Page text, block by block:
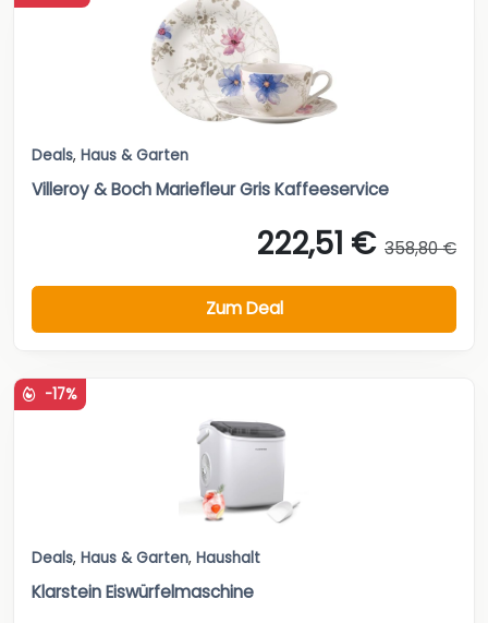
Deals, Haus & Garten
Villeroy & Boch Mariefleur Gris Kaffeeservice
222,51 € 358,80 €
Zum Deal
-17%
Deals, Haus & Garten, Haushalt
Klarstein Eiswürfelmaschine